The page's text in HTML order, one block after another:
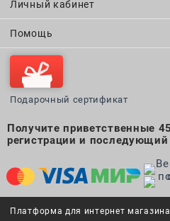
Личный кабинет
Помощь
Подарочный сертификат
Получите приветственные
регистрации и
Платформа для интернет магазина